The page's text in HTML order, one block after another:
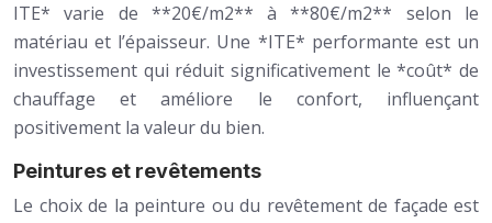
ITE* varie de **20€/m2** à **80€/m2** selon le
matériau et l’épaisseur. Une *ITE* performante est un
investissement qui réduit significativement le *coût* de
chauffage et améliore le confort, influençant
positivement la valeur du bien.
Peintures et revêtements
Le choix de la peinture ou du revêtement de façade est